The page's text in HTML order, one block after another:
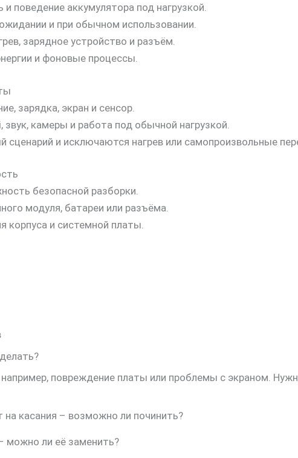
поведение аккумулятора под нагрузкой.
и при обычном использовании.
зарядное устройство и разъём.
и фоновые процессы.
зарядка, экран и сенсор.
звук, камеры и работа под обычной нагрузкой.
сценарий и исключаются нагрев или самопроизвольные
безопасной разборки.
модуля, батареи или разъёма.
корпуса и системной платы.
повреждение платы или проблемы с экраном.
на касания – возможно ли починить?
можно ли её заменить?